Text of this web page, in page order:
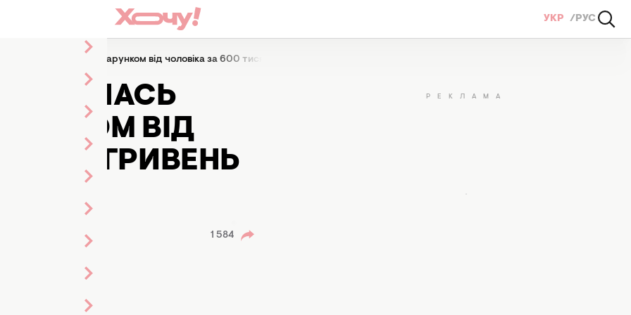
УКР РУС
коштовним подарунком від чоловіка за 600 тисяч гривень (ФОТО)
ВІД
ГРИВЕНЬ
1 584